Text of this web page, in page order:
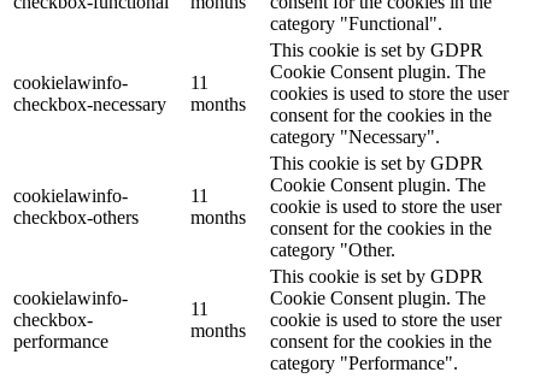
category "Functional".
cookielawinfo-
checkbox-necessary
11
months
This cookie is set by GDPR
Cookie Consent plugin. The
cookies is used to store the user
consent for the cookies in the
category "Necessary".
cookielawinfo-
checkbox-others
11
months
This cookie is set by GDPR
Cookie Consent plugin. The
cookie is used to store the user
consent for the cookies in the
category "Other.
cookielawinfo-
checkbox-
performance
11
months
This cookie is set by GDPR
Cookie Consent plugin. The
cookie is used to store the user
consent for the cookies in the
category "Performance".